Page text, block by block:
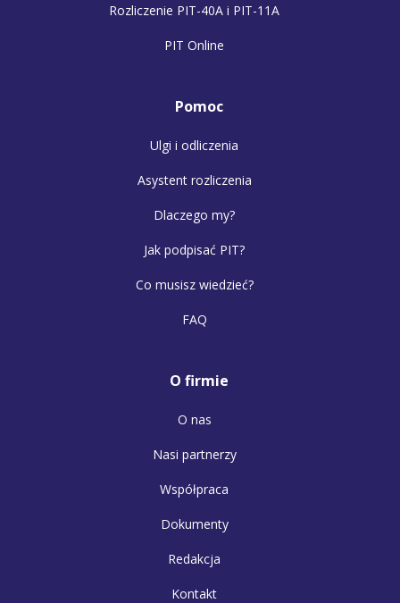
Rozliczenie PIT-40A i PIT-11A
PIT Online
Pomoc
Ulgi i odliczenia
Asystent rozliczenia
Dlaczego my?
Jak podpisać PIT?
Co musisz wiedzieć?
FAQ
O firmie
O nas
Nasi partnerzy
Współpraca
Dokumenty
Redakcja
Kontakt